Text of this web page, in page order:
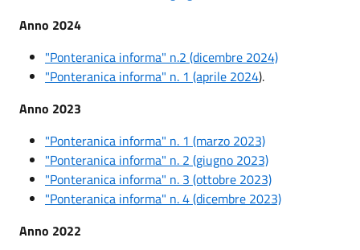
Anno 2024
"Ponteranica informa" n.2 (dicembre 2024)
"Ponteranica informa" n. 1 (aprile 2024).
Anno 2023
"Ponteranica informa" n. 1 (marzo 2023)
"Ponteranica informa" n. 2 (giugno 2023)
"Ponteranica informa" n. 3 (ottobre 2023)
"Ponteranica informa" n. 4 (dicembre 2023)
Anno 2022